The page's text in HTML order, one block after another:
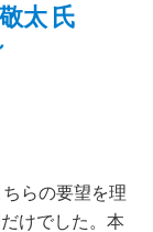
太 氏
らの要望を理
けでした。本